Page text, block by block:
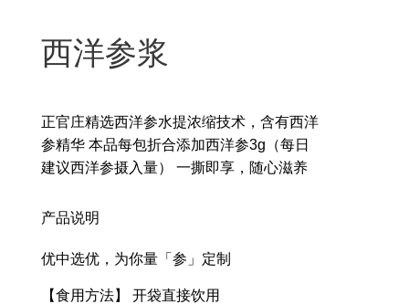
西洋参浆
正官庄精选西洋参水提浓缩技术，含有西洋
参精华 本品每包折合添加西洋参3g（每日
建议西洋参摄入量） 一撕即享，随心滋养
产品说明
优中选优，为你量「参」定制
【食用方法】 开袋直接饮用